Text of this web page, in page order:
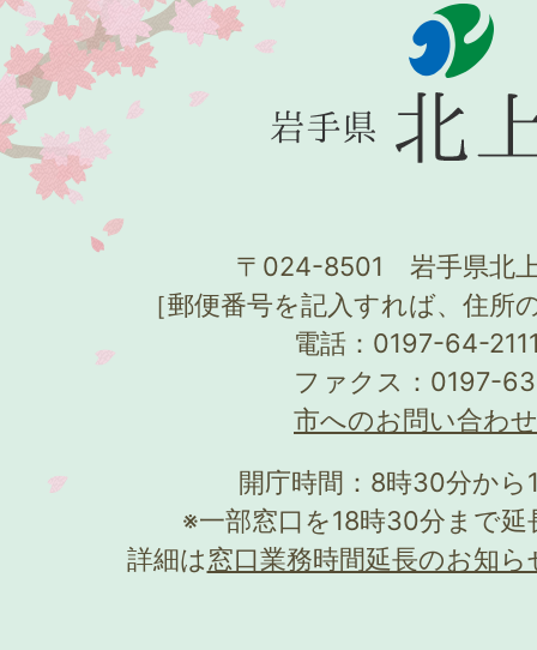
〒024-8501 岩手県北
［郵便番号を記入すれば、住所
電話：0197-64-
ファクス：0197-
市へのお問い合わ
開庁時間：8時30分か
※一部窓口を18時30分まで
詳細は窓口業務時間延長のお知ら